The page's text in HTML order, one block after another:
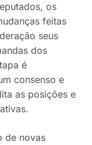
os
feitas
seus
dos
é
consenso e
as posições e
de novas